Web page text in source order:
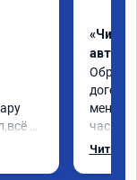
«Чип
меня
час
Арман
Читать